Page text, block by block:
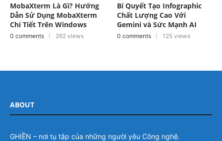
MobaXterm Là Gì? Hướng
Dẫn Sử Dụng MobaXterm
Chi Tiết Trên Windows
0 comments 262 views
Bí Quyết Tạo Infographic
Chất Lượng Cao Với
Gemini và Sức Mạnh AI
0 comments 125 views
ABOUT
GHIỀN – nơi tụ tập của những người yêu Công nghệ.